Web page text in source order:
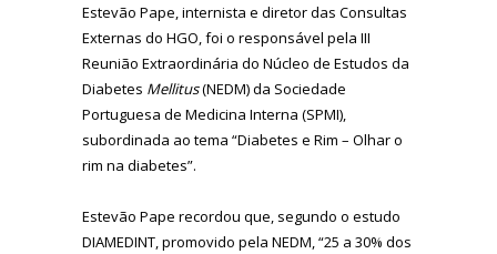
Estevão Pape, internista e diretor das Consultas
Externas do HGO, foi o responsável pela III
Reunião Extraordinária do Núcleo de Estudos da
Diabetes Mellitus(NEDM) da Sociedade
Portuguesa de Medicina Interna (SPMI),
subordinada ao tema “Diabetes e Rim – Olhar o
rim na diabetes”.
Estevão Pape recordou que, segundo o estudo
DIAMEDINT, promovido pela NEDM, “25 a 30% dos